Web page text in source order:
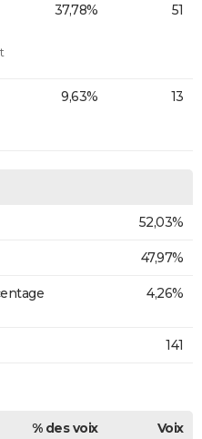
37,78% 51
9,63% 13
52,03%
47,97%
4,26%
141
% des voix Voix